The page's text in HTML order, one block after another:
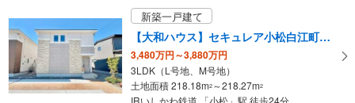
新築一戸建て
【大和ハウス】セキュレア小松白江町 （分譲住宅）
3,480万円～3,880万円
3LDK（L号地、M号地）
土地面積 218.18m2 ～218.27m2